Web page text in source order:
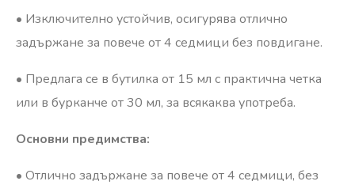
•⁠ ⁠Изключително устойчив, осигурява отлично
задържане за повече от 4 седмици без повдигане.
•⁠ ⁠Предлага се в бутилка от 15 мл с практична четка
или в бурканче от 30 мл, за всякаква употреба.
Основни предимства:
•⁠ ⁠Отлично задържане за повече от 4 седмици, без